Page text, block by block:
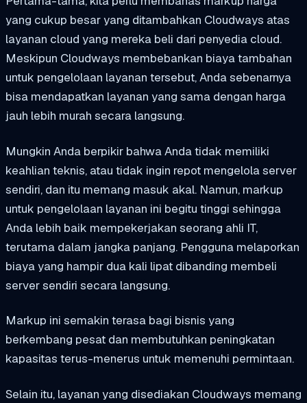
yang cukup besar yang ditambahkan Cloudways atas
layanan cloud yang mereka beli dari penyedia cloud.
Meskipun Cloudways membebankan biaya tambahan
untuk pengelolaan layanan tersebut, Anda sebenarnya
bisa mendapatkan layanan yang sama dengan harga
jauh lebih murah secara langsung.
Mungkin Anda berpikir bahwa Anda tidak memiliki
keahlian teknis, atau tidak ingin repot mengelola server
sendiri, dan itu memang masuk akal. Namun, markup
untuk pengelolaan layanan ini begitu tinggi sehingga
Anda lebih baik mempekerjakan seorang ahli IT,
terutama dalam jangka panjang. Pengguna melaporkan
biaya yang hampir dua kali lipat dibanding membeli
server sendiri secara langsung.
Markup ini semakin terasa bagi bisnis yang
berkembang pesat dan membutuhkan peningkatan
kapasitas terus-menerus untuk memenuhi permintaan.
Selain itu, layanan yang disediakan Cloudways memang